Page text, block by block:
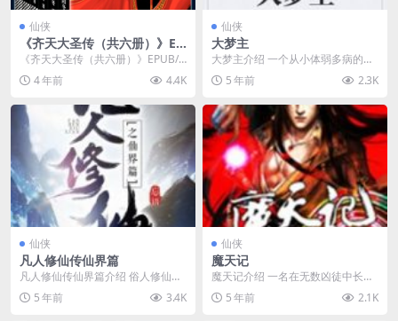
仙侠
《齐天大圣传（共六册）》EP
UB/MOBI/AZW3格式免费下
《齐天大圣传（共六册）》EPUB/
MOBI/AZW3格式免费下载介绍 书
名：齐天...
4 年前 4.4K
仙侠
大梦主
大梦主介绍 一个从小体弱多病的富
商之子，在寻求续命执之法时，意
外走上了修仙登天之...
5 年前 2.3K
仙侠
凡人修仙传仙界篇
凡人修仙传仙界篇介绍 俗人修仙，
风云再起时空络绎，轮回反转金仙
太乙，大罗道祖三千...
5 年前 3.4K
仙侠
魔天记
魔天记介绍 一名在无数凶徒中长大
的亡命少年，在从被囚之地逃出升
天后，又机缘巧合下...
5 年前 2.1K